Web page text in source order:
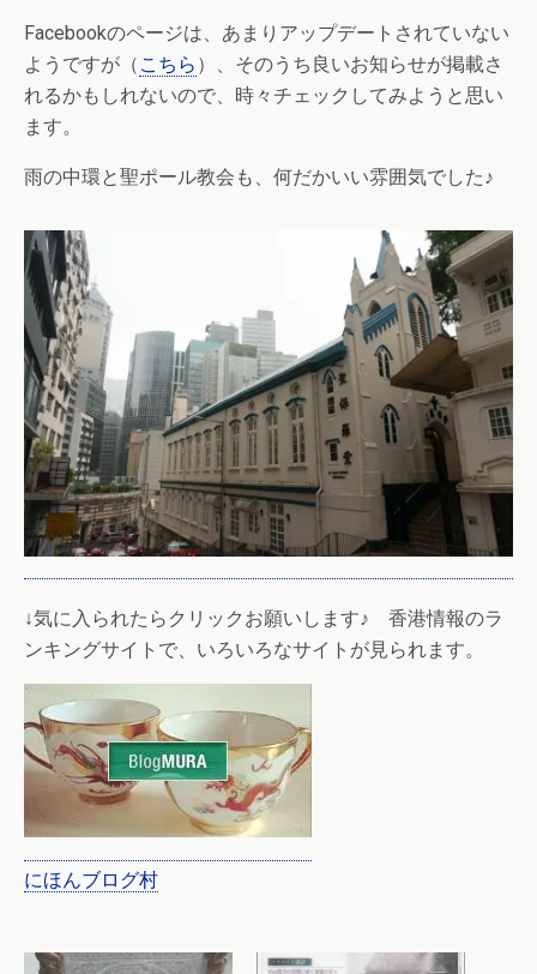
Facebookのページは、あまりアップデートされていない
ようですが（ こちら ）、そのうち良いお知らせが掲載さ
れるかもしれないので、時々チェックしてみようと思い
ます。
雨の中環と聖ポール教会も、何だかいい雰囲気でした♪
↓気に入られたらクリックお願いします♪ 香港情報のラ
ンキングサイトで、いろいろなサイトが見られます。
にほんブログ村